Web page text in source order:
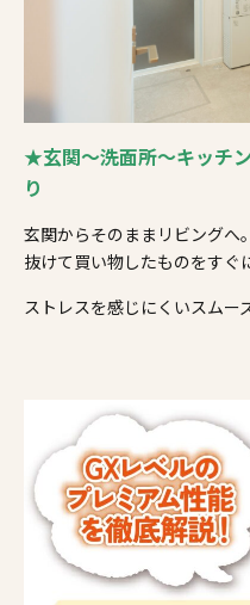
★玄関～洗面所～キッチ
り
玄関からそのままリビングへ
抜けて買い物したものをすぐ
ストレスを感じにくいスムー